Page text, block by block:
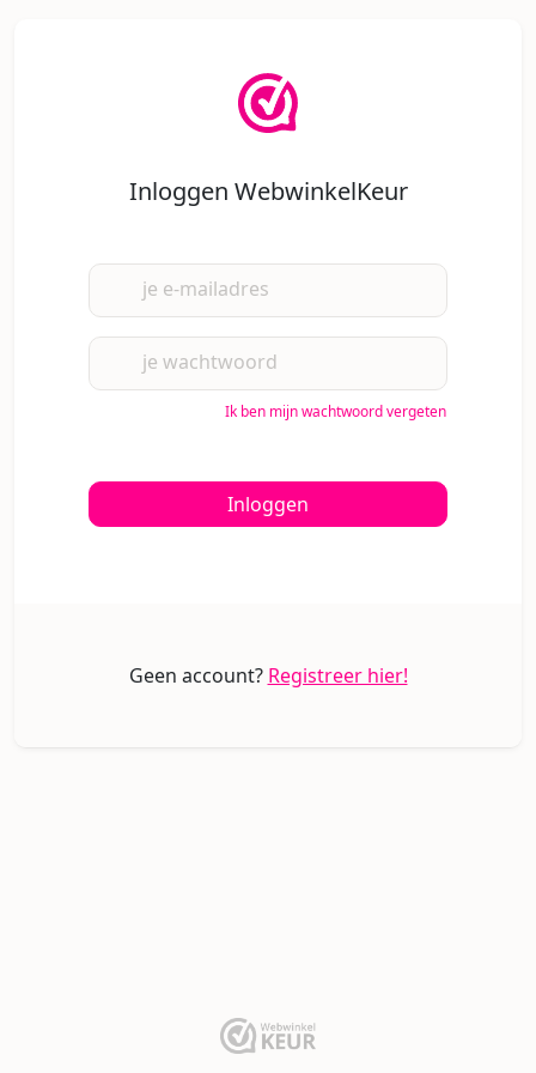
Inloggen WebwinkelKeur
je e-mailadres
je wachtwoord
Ik ben mijn wachtwoord vergeten
Inloggen
Geen account? Registreer hier!